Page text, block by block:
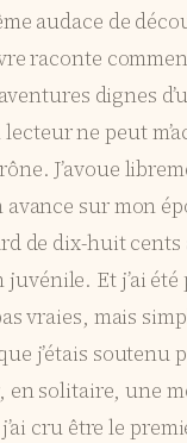
audace de
raconte
dignes
ne peut
J’avoue
sur mon
de dix-huit cents
Et j’ai
vraies, mais
j’étais soutenu
solitaire, une
cru être le